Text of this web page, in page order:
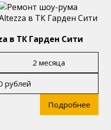
в ТК Гарден Сити
2 месяца
рублей
Подробнее